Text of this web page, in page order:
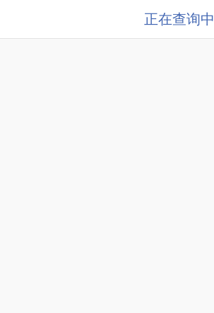
正在查询中